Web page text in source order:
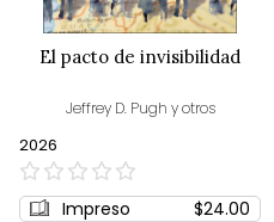
El pacto de invisibilidad
Jeffrey D. Pugh y otros
2026
0%
Impreso
$24.00